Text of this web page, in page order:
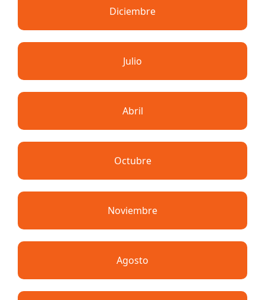
Diciembre
Julio
Abril
Octubre
Noviembre
Agosto